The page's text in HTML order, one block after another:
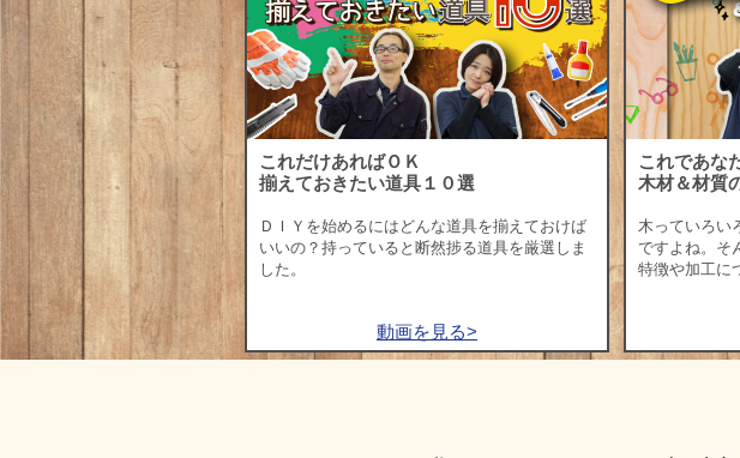
これだけあればＯＫ
揃えておきたい道具１０選
ＤＩＹを始めるにはどんな道具を揃えておけば
いいの？持っていると断然捗る道具を厳選しま
した。
動画を見る>
これであな
木材＆材質
木っていろい
ですよね。そ
特徴や加工に